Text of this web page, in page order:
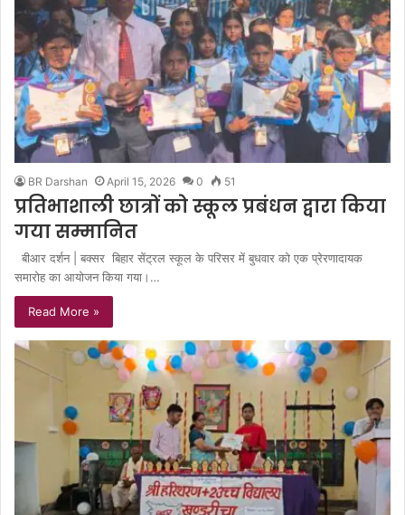
BR Darshan April 15, 2026 0 51
प्रतिभाशाली छात्रों को स्कूल प्रबंधन द्वारा किया
गया सम्मानित
बीआर दर्शन | बक्सर बिहार सेंट्रल स्कूल के परिसर में बुधवार को एक प्रेरणादायक
समारोह का आयोजन किया गया।…
Read More »